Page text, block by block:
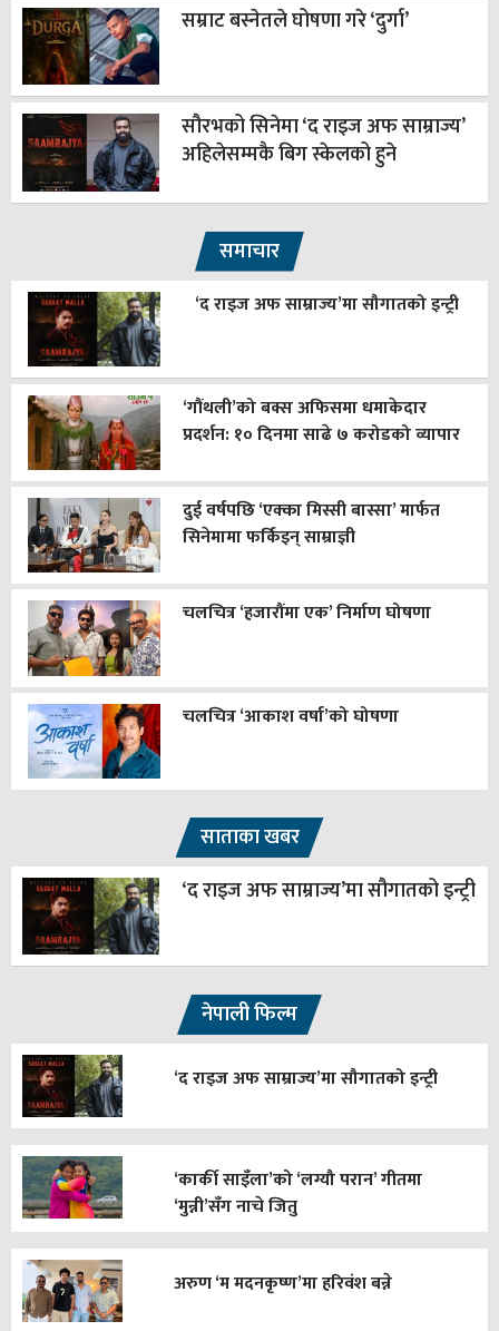
सम्राट बस्नेतले घोषणा गरे ‘दुर्गा’
सौरभको सिनेमा ‘द राइज अफ साम्राज्य’
अहिलेसम्मकै बिग स्केलको हुने
समाचार
‘द राइज अफ साम्राज्य’मा सौगातको इन्ट्री
‘गौंथली’को बक्स अफिसमा धमाकेदार
प्रदर्शन: १० दिनमा साढे ७ करोडको व्यापार
दुई वर्षपछि ‘एक्का मिस्सी बास्सा’ मार्फत
सिनेमामा फर्किइन् साम्राज्ञी
चलचित्र ‘हजारौंमा एक’ निर्माण घोषणा
चलचित्र ‘आकाश वर्षा’को घोषणा
साताका खबर
‘द राइज अफ साम्राज्य’मा सौगातको इन्ट्री
नेपाली फिल्म
‘द राइज अफ साम्राज्य’मा सौगातको इन्ट्री
‘कार्की साइँला’को ‘लग्यौ परान’ गीतमा
‘मुन्नी’सँग नाचे जितु
अरुण ‘म मदनकृष्ण’मा हरिवंश बन्ने